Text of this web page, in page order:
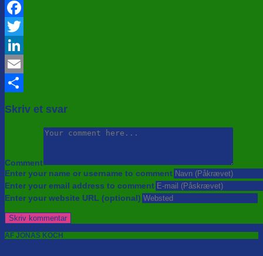
Facebook
Twitter
LinkedIn
Email
Skriv et svar
Comment
Enter your name or username to comment
Enter your email address to comment
Enter your website URL (optional)
AF JONAS KOCH